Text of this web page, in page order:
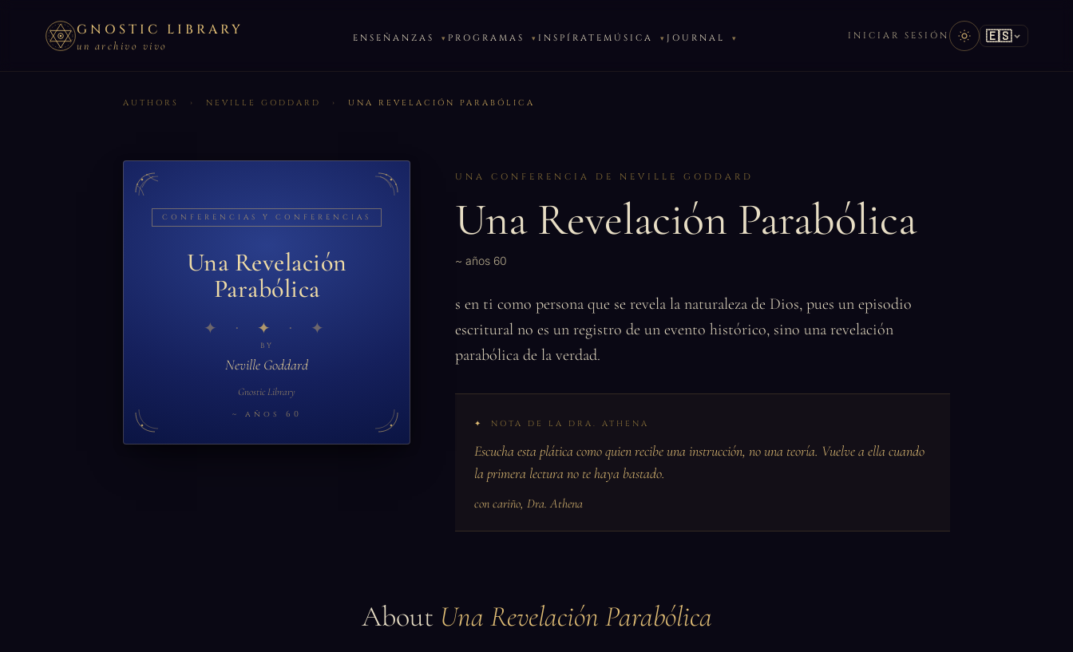
GNOSTIC LIBRARY
un archivo vivo
ENSEÑANZAS PROGRAMAS INSPÍRATE MÚSICA JOURNAL INICIAR SESIÓN 🇪🇸
AUTHORS › NEVILLE GODDARD › UNA REVELACIÓN PARABÓLICA
CONFERENCIAS Y CONFERENCIAS
Una Revelación
Parabólica
✦
BY
Neville Goddard
Gnostic Library
~ años 60
UNA CONFERENCIA DE NEVILLE GODDARD
Una Revelación Parabólica
~ años 60
s en ti como persona que se revela la naturaleza de Dios, pues un episodio
escritural no es un registro de un evento histórico, sino una revelación
parabólica de la verdad.
NOTA DE LA DRA. ATHENA
Escucha esta plática como quien recibe una instrucción, no una teoría. Vuelve a ella cuando
la primera lectura no te haya bastado.
con cariño, Dra. Athena
About Una Revelación Parabólica